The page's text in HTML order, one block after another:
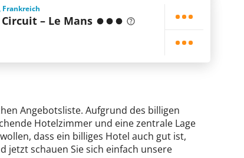
Frankreich
– Le Mans
Angebotsliste. Aufgrund des billigen
Hotelzimmer und eine zentrale Lage
dass ein billiges Hotel auch gut ist,
jetzt schauen Sie sich einfach unsere